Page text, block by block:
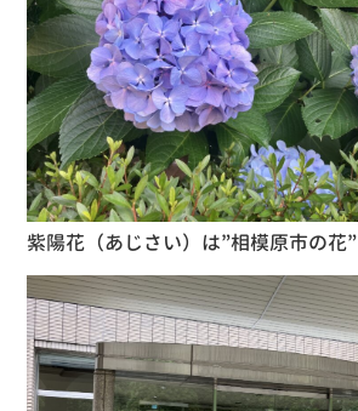
紫陽花（あじさい）は”相模原市の花”